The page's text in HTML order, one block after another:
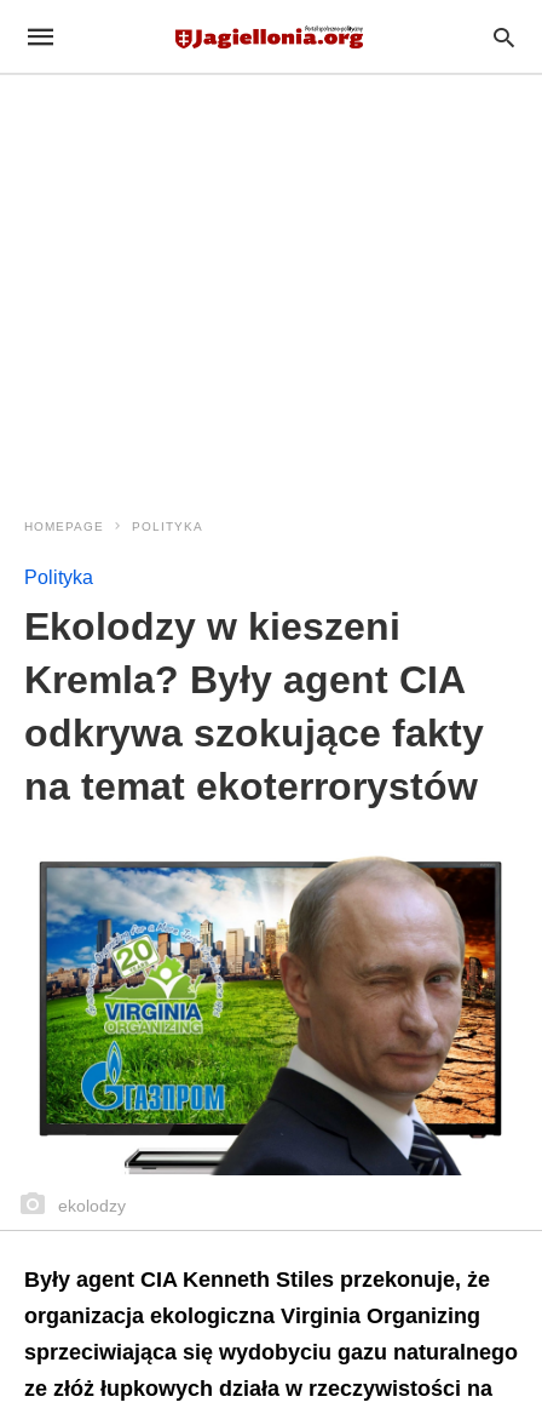
HOMEPAGE POLITYKA
Polityka
Ekolodzy w kieszeni
Kremla? Były agent CIA
odkrywa szokujące fakty
na temat ekoterrorystów
ekolodzy
Były agent CIA Kenneth Stiles przekonuje, że
organizacja ekologiczna Virginia Organizing
sprzeciwiająca się wydobyciu gazu naturalnego
ze złóż łupkowych działa w rzeczywistości na